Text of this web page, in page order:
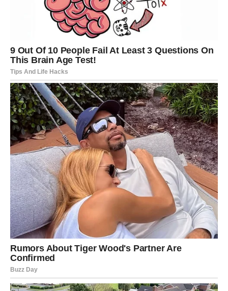
Bilo da se radi o ulju, puteru ili margarinu, oni imaju značajan
utjecaj na ukupni volumen tijesta. Dodavanje masti, posebno
putera, ne samo da poboljšava ukus, već i produžava svežinu
hleba. Za dodatnu notu, razmislite o uključivanju nekoliko
kašičica maslinovog ulja u tijesto za kruh ili pizzu. To će
rezultirati elastičnijom teksturom, divnom aromom i
zadovoljavajućim hrskanjem.
Prilikom pripreme tijesta važno je voditi
računa o vremenu i redoslijedu
dodavanja sastojaka.
Sjemenke i male začine treba odmah ubaciti u brašno zajedno
s kvascem. Međutim, sušeno voće, sir i masline treba dodati
tek kada tijesto ima priliku da naraste. Prerano dodavanje
može dovesti do gubitka boje i okusa. Osim toga, ako odlučite
da pospite sjemenke po vrhu tijesta, preporučljivo je da ih
prethodno navlažite vodom kako ne bi potonule. Takođe je
ključno osigurati da sjemenke ne zagore tokom procesa
pečenja.
Da biste postigli lepu zlatnu koru, pre pečenja nanesite glazuru